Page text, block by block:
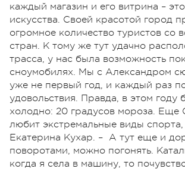
каждый магазин и его витрина –
искусства. Своей красотой город
огромное количество туристов со
стран. К тому же тут удачно
трасса, у нас была возможность
сноумобилях. Мы с Александром
уже не первый год, и каждый раз
удовольствия. Правда, в этом году
холодно: 20 градусов мороза. Еще
любит экстремальные виды спорта,
Екатерина Кухар. – А тут еще и
поворотами, можно погонять.
когда я села в машину, то